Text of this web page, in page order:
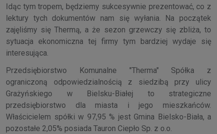
Idąc tym tropem, będziemy sukcesywnie prezentować, co z
lektury tych dokumentów nam się wyłania. Na początek
zajęliśmy się Thermą, a że sezon grzewczy się zbliża, to
sytuacja ekonomiczna tej firmy tym bardziej wydaje się
interesująca.
Przedsiębiorstwo Komunalne "Therma" Spółka z
ograniczoną odpowiedzialnością z siedzibą przy ulicy
Grażyńskiego w Bielsku-Białej to strategiczne
przedsiębiorstwo dla miasta i jego mieszkańców.
Właścicielem spółki w 97,95 % jest Gmina Bielsko-Biała, a
pozostałe 2,05% posiada Tauron Ciepło Sp. z o.o.